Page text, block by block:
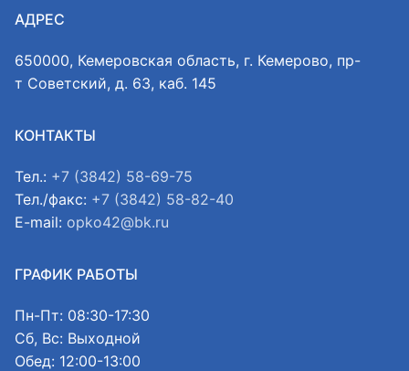
АДРЕС
650000, Кемеровская область, г. Кемерово, пр-
т Советский, д. 63, каб. 145
КОНТАКТЫ
Тел.: +7 (3842) 58-69-75
Тел./факс: +7 (3842) 58-82-40
E-mail: opko42@bk.ru
ГРАФИК РАБОТЫ
Пн-Пт: 08:30-17:30
Сб, Вс: Выходной
Обед: 12:00-13:00